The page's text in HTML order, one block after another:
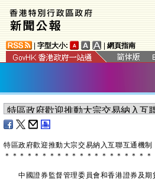
字型大小: 網頁指南
特區政府歡迎推動大宗交易納入互聯互通機制
＊ ＊ ＊ ＊ ＊ ＊ ＊ ＊ ＊ ＊ ＊ ＊ ＊ ＊ ＊ ＊ ＊ ＊ ＊ ＊
中國證券監督管理委員會和香港證券及期